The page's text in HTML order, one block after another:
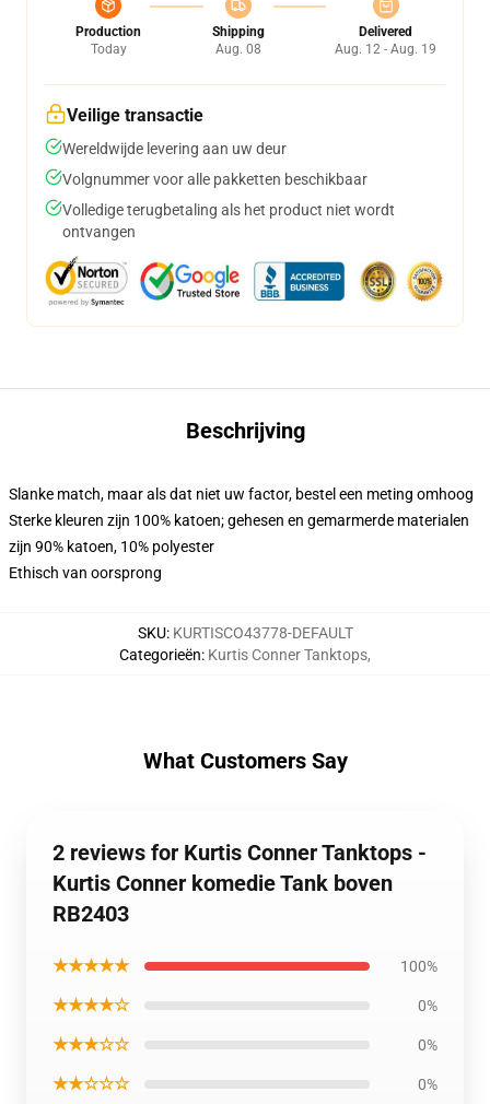
Production
Today
Shipping
Aug. 08
Delivered
Aug. 12 - Aug. 19
Veilige transactie
Wereldwijde levering aan uw deur
Volgnummer voor alle pakketten beschikbaar
Volledige terugbetaling als het product niet wordt
ontvangen
Beschrijving
Slanke match, maar als dat niet uw factor, bestel een meting omhoog
Sterke kleuren zijn 100% katoen; gehesen en gemarmerde materialen
zijn 90% katoen, 10% polyester
Ethisch van oorsprong
SKU: KURTISCO43778-DEFAULT
Categorieën: Kurtis Conner Tanktops,
What Customers Say
2 reviews for Kurtis Conner Tanktops -
Kurtis Conner komedie Tank boven
RB2403
★★★★★ 100%
★★★★☆ 0%
★★★☆☆ 0%
★★☆☆☆ 0%